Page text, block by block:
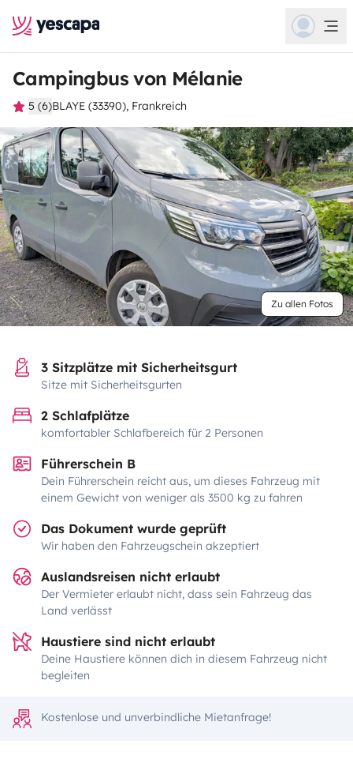
Campingbus von Mélanie
5 (6)BLAYE (33390), Frankreich
Zu allen Fotos
3 Sitzplätze mit Sicherheitsgurt
Sitze mit Sicherheitsgurten
2 Schlafplätze
komfortabler Schlafbereich für 2 Personen
Führerschein B
Dein Führerschein reicht aus, um dieses Fahrzeug mit
einem Gewicht von weniger als 3500 kg zu fahren
Das Dokument wurde geprüft
Wir haben den Fahrzeugschein akzeptiert
Auslandsreisen nicht erlaubt
Der Vermieter erlaubt nicht, dass sein Fahrzeug das
Land verlässt
Haustiere sind nicht erlaubt
Deine Haustiere können dich in diesem Fahrzeug nicht
begleiten
Kostenlose und unverbindliche Mietanfrage!